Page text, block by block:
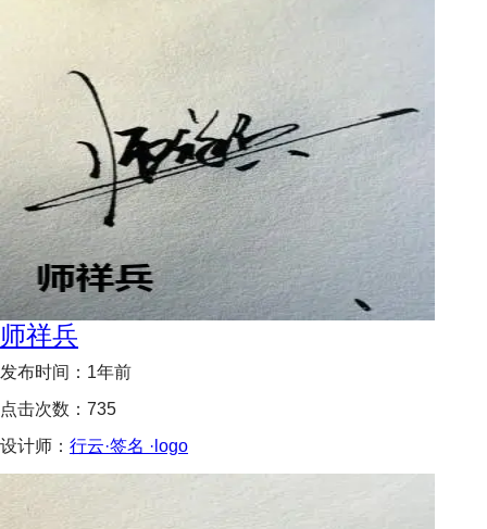
师祥兵
发布时间： 1年前
点击次数： 735
设计师： 行云·签名 ·logo